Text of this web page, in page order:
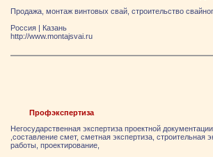
Продажа, монтаж винтовых свай, строительство
Россия | Казань
http://www.montajsvai.ru
Профэкспертиза
Негосударственная экспертиза проектной
,составление смет, сметная экспертиза, строительная
работы, проектирование,